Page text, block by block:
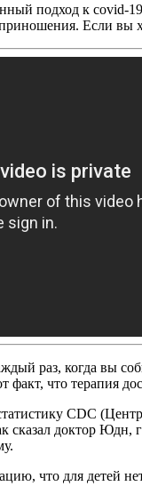
подход к covid-
Если вы
раз, когда вы
факт, что терапия
CDC
сказал доктор Юдн,
что для детей